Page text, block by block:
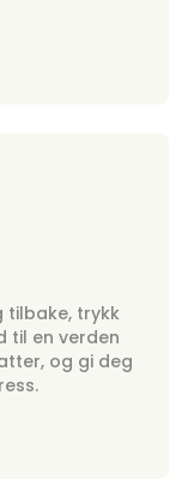
tilbake, trykk
til en verden
og gi deg